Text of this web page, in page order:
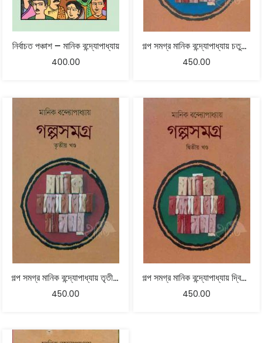
নির্বাচত পঞ্চাশ – মানিক বন্দ্যোপাধ্যায়
400.00
গল্প সমগ্র মানিক বন্দ্যোপাধ্যায় চতুর্থ খন্ড
450.00
গল্প সমগ্র মানিক বন্দ্যোপাধ্যায় তৃতীয় খন্ড
450.00
গল্প সমগ্র মানিক বন্দ্যোপাধ্যায় দ্বিতীয় খন্ড
450.00